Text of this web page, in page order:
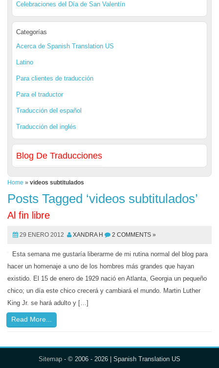
Celebraciones del Día de San Valentín
Categorías
Acerca de Spanish Translation US
Latino
Para clientes de traducción
Para el traductor
Traducción del español
Traducción del inglés
Blog De Traducciones
Home » videos subtitulados
Posts Tagged ‘videos subtitulados’
Al fin libre
29 ENERO 2012 XANDRA H 2 COMMENTS »
Esta semana me gustaría liberarme de mi rutina normal del blog para
hacer un homenaje a uno de los hombres más grandes que hayan
existido. El 15 de enero de 1929 nació en Atlanta, Georgia un pequeño
chico; un día este chico crecerá y cambiará el mundo. Martin Luther
King Jr. se hará adulto y […]
Read More...
Sitemap - © 2006 - 2026 | Spanish Translation US